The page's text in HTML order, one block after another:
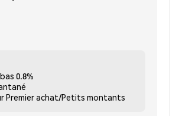
0.8%
Premier achat/Petits montants